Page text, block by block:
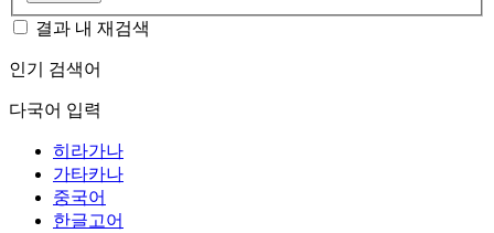
결과 내 재검색
인기 검색어
다국어 입력
히라가나
가타카나
중국어
한글고어